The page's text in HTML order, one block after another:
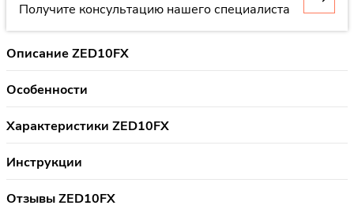
Получите консультацию нашего специалиста
Описание ZED10FX
Особенности
Характеристики ZED10FX
Инструкции
Отзывы ZED10FX